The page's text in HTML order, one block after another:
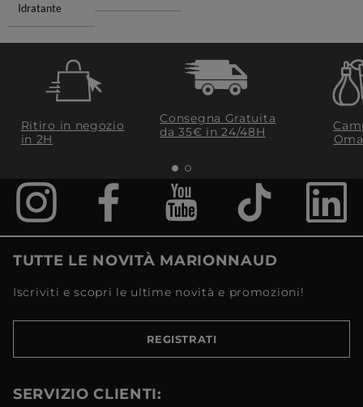
Idratante
Ritiro in negozio
in 2H
Consegna Gratuita
da 35€​ in 24/48H
TUTTE LE NOVITÀ MARIONNAUD
Iscriviti e scopri le ultime novità e promozioni!
REGISTRATI
SERVIZIO CLIENTI: